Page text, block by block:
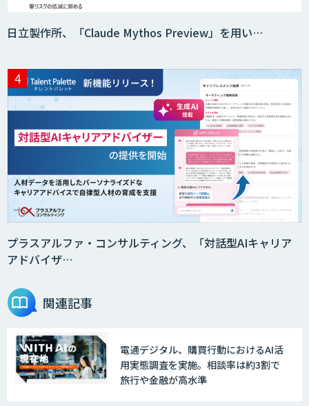
日立製作所、「Claude Mythos Preview」を用い…
プラスアルファ・コンサルティング、「対話型AIキャリア
アドバイザ…
関連記事
電通デジタル、購買行動におけるAI活
用実態調査を実施。相談率は約3割で
旅行や金融が高水準